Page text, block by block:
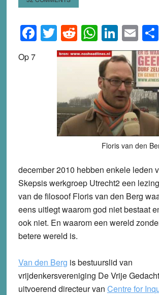
Facebook
Twitter
Reddit
Floris van den
Op 7
december 2010 hebben enkele leden
Skepsis werkgroep Utrecht2 een
van de filosoof Floris van den Berg
eens uitlegt waarom god niet bestaat
ook niet. En waarom een wereld
betere wereld is.
Van den Berg is bestuurslid van
vrijdenkersvereniging De Vrije
uitvoerend directeur van Centre for